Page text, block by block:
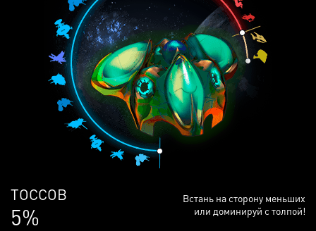
ЛЮДЕЙ
68%
Встань на сторону меньших
или доминируй с толпой!